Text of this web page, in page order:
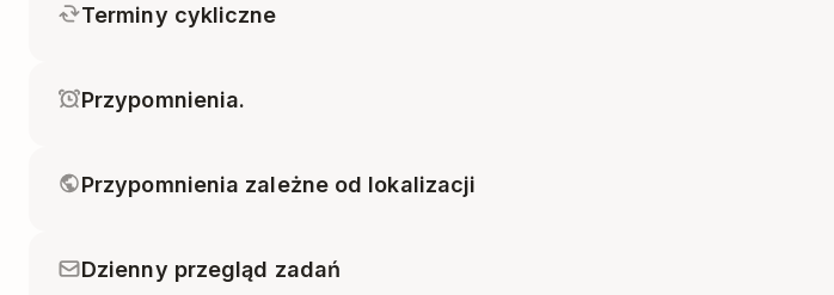
Terminy cykliczne
Przypomnienia.
Przypomnienia zależne od lokalizacji
Dzienny przegląd zadań